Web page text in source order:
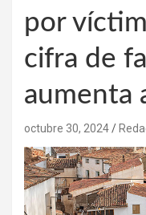
por
cifra de
aumenta
octubre 30, 2024